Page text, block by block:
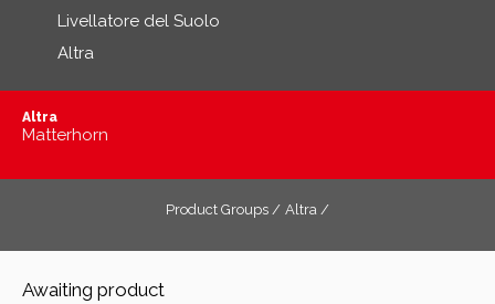
Livellatore del Suolo
Altra
Altra
Matterhorn
Product Groups / Altra /
Awaiting product